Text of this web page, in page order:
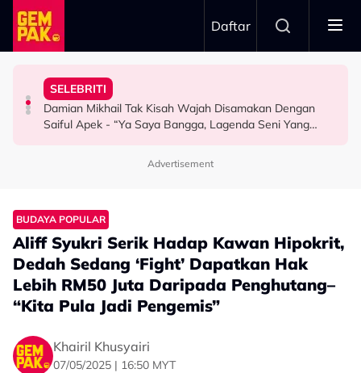
Skip to main content
Daftar
SELEBRITI
Baru Catat Jualan RM2 Juta, Kawan Baik Dedah Khairul
Aming Dah Mula Projek Baharu - "Tolong Suruh Dia
SELEBRITI
Damian Mikhail Tak Kisah Wajah Disamakan Dengan
Saiful Apek - “Ya Saya Bangga, Lagenda Seni Yang
SELEBRITI
Menangis Atas Pentas Terkenang Arwah Ibu, Kakak
Dedah Sikap Yad-Z - “Budak Yang Tak Pernah Nangis
FOODIES LIFE
#FoodiesLife: Teh Tarik, Onde Onde & Bandung Laici
Jadi Inspirasi, Produk Lokal Bakal Masuk 20,000 Kedai
Advertisement
BUDAYA POPULAR
Aliff Syukri Serik Hadap Kawan Hipokrit,
Dedah Sedang ‘Fight’ Dapatkan Hak
Lebih RM50 Juta Daripada Penghutang–
“Kita Pula Jadi Pengemis”
Khairil Khusyairi
07/05/2025 | 16:50 MYT